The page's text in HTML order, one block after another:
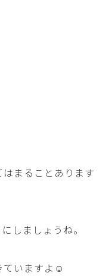
まることあります
しましょうね。
ていますよ☺